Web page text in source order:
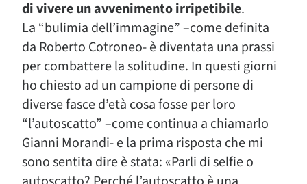
di vivere un avvenimento irripetibile.
La “bulimia dell’immagine” –come definita
da Roberto Cotroneo- è diventata una prassi
per combattere la solitudine. In questi giorni
ho chiesto ad un campione di persone di
diverse fasce d’età cosa fosse per loro
“l’autoscatto” –come continua a chiamarlo
Gianni Morandi- e la prima risposta che mi
sono sentita dire è stata: «Parli di selfie o